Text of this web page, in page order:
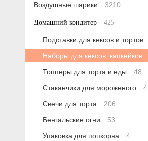
Воздушные шарики 3210
Домашний кондитер 425
Подставки для кексов и тортов
Наборы для кексов, капкейков
Топперы для торта и еды
48
Стаканчики для мороженого
4
Свечи для торта
206
Бенгальские огни
53
Упаковка для попкорна
4